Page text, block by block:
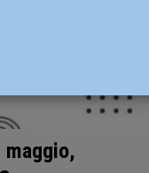
maggio,